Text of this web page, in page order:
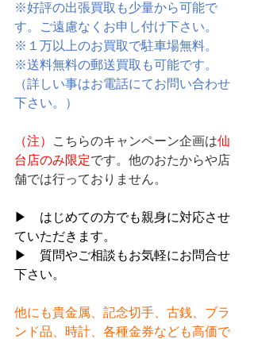
※好評の出張買取も少量から可能で
す。ご遠慮なくお申し付け下さい。
※１万以上のお買取で駐車場無料。
※送料無料の郵送買取も可能です。
（詳しい事はお電話にてお問い合わせ
下さい。）
（注） こちらのキャンペーン企画は仙
台店のみ限定です。他のおたからや店
舗では行っておりません。
▶　はじめての方でも親身に対応させ
ていただきます。
▶　質問やご相談もお気軽にお問合せ
下さい。
他にも貴金属、記念切手、古銭、ブラ
ンド品、時計、各種金券なども高価で